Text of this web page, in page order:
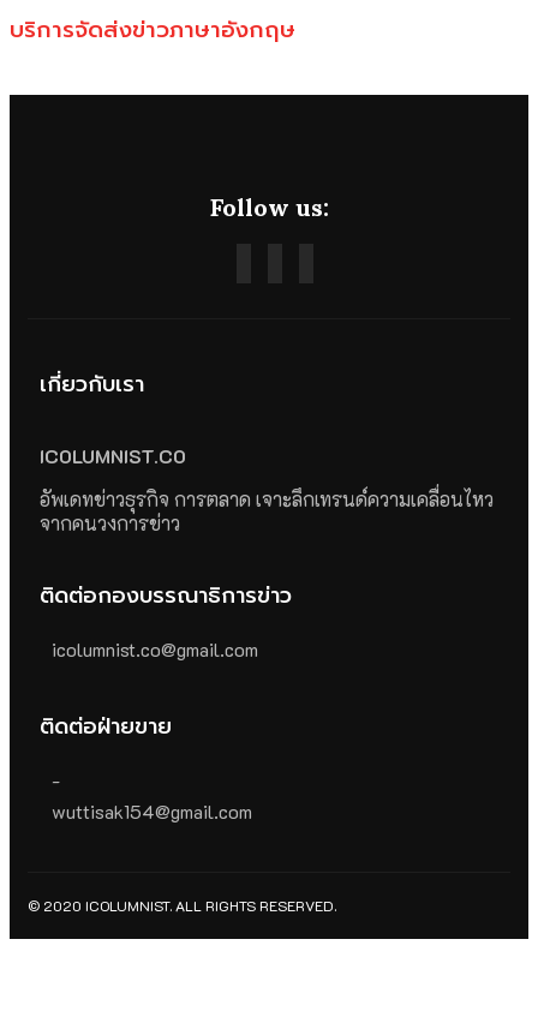
บริการจัดส่งข่าวภาษาอังกฤษ
Follow us:
เกี่ยวกับเรา
ICOLUMNIST.CO
อัพเดทข่าวธุรกิจ การตลาด เจาะลึกเทรนด์ความเคลื่อนไหว
จากคนวงการข่าว
ติดต่อกองบรรณาธิการข่าว
icolumnist.co@gmail.com
ติดต่อฝ่ายขาย
-
wuttisak154@gmail.com
© 2020 ICOLUMNIST. ALL RIGHTS RESERVED.